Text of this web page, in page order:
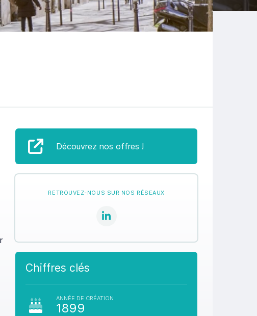
Découvrez nos offres !
RETROUVEZ-NOUS SUR NOS RÉSEAUX
Chiffres clés
ANNÉE DE CRÉATION
1899